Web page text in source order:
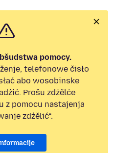
pomocy.
telefonowe čisło
abo wosobinske
Prošu zdźělće
z pomocu nastajenja
zdźělić“.